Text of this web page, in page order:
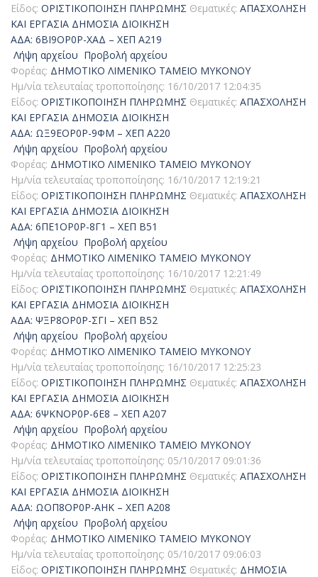
Είδος: ΟΡΙΣΤΙΚΟΠΟΙΗΣΗ ΠΛΗΡΩΜΗΣ Θεματικές: ΑΠΑΣΧΟΛΗΣΗ
ΚΑΙ ΕΡΓΑΣΙΑ ΔΗΜΟΣΙΑ ΔΙΟΙΚΗΣΗ
ΑΔΑ: 6ΒΙ9ΟΡ0Ρ-ΧΑΔ – ΧΕΠ Α219
Λήψη αρχείου Προβολή αρχείου
Φορέας: ΔΗΜΟΤΙΚΟ ΛΙΜΕΝΙΚΟ ΤΑΜΕΙΟ ΜΥΚΟΝΟΥ
Ημ/νία τελευταίας τροποποίησης: 16/10/2017 12:04:35
Είδος: ΟΡΙΣΤΙΚΟΠΟΙΗΣΗ ΠΛΗΡΩΜΗΣ Θεματικές: ΑΠΑΣΧΟΛΗΣΗ
ΚΑΙ ΕΡΓΑΣΙΑ ΔΗΜΟΣΙΑ ΔΙΟΙΚΗΣΗ
ΑΔΑ: ΩΞ9ΕΟΡ0Ρ-9ΦΜ – ΧΕΠ Α220
Λήψη αρχείου Προβολή αρχείου
Φορέας: ΔΗΜΟΤΙΚΟ ΛΙΜΕΝΙΚΟ ΤΑΜΕΙΟ ΜΥΚΟΝΟΥ
Ημ/νία τελευταίας τροποποίησης: 16/10/2017 12:19:21
Είδος: ΟΡΙΣΤΙΚΟΠΟΙΗΣΗ ΠΛΗΡΩΜΗΣ Θεματικές: ΑΠΑΣΧΟΛΗΣΗ
ΚΑΙ ΕΡΓΑΣΙΑ ΔΗΜΟΣΙΑ ΔΙΟΙΚΗΣΗ
ΑΔΑ: 6ΠΕ1ΟΡ0Ρ-8Γ1 – ΧΕΠ Β51
Λήψη αρχείου Προβολή αρχείου
Φορέας: ΔΗΜΟΤΙΚΟ ΛΙΜΕΝΙΚΟ ΤΑΜΕΙΟ ΜΥΚΟΝΟΥ
Ημ/νία τελευταίας τροποποίησης: 16/10/2017 12:21:49
Είδος: ΟΡΙΣΤΙΚΟΠΟΙΗΣΗ ΠΛΗΡΩΜΗΣ Θεματικές: ΑΠΑΣΧΟΛΗΣΗ
ΚΑΙ ΕΡΓΑΣΙΑ ΔΗΜΟΣΙΑ ΔΙΟΙΚΗΣΗ
ΑΔΑ: ΨΞΡ8ΟΡ0Ρ-ΣΓΙ – ΧΕΠ Β52
Λήψη αρχείου Προβολή αρχείου
Φορέας: ΔΗΜΟΤΙΚΟ ΛΙΜΕΝΙΚΟ ΤΑΜΕΙΟ ΜΥΚΟΝΟΥ
Ημ/νία τελευταίας τροποποίησης: 16/10/2017 12:25:23
Είδος: ΟΡΙΣΤΙΚΟΠΟΙΗΣΗ ΠΛΗΡΩΜΗΣ Θεματικές: ΑΠΑΣΧΟΛΗΣΗ
ΚΑΙ ΕΡΓΑΣΙΑ ΔΗΜΟΣΙΑ ΔΙΟΙΚΗΣΗ
ΑΔΑ: 6ΨΚΝΟΡ0Ρ-6Ε8 – ΧΕΠ Α207
Λήψη αρχείου Προβολή αρχείου
Φορέας: ΔΗΜΟΤΙΚΟ ΛΙΜΕΝΙΚΟ ΤΑΜΕΙΟ ΜΥΚΟΝΟΥ
Ημ/νία τελευταίας τροποποίησης: 05/10/2017 09:01:36
Είδος: ΟΡΙΣΤΙΚΟΠΟΙΗΣΗ ΠΛΗΡΩΜΗΣ Θεματικές: ΑΠΑΣΧΟΛΗΣΗ
ΚΑΙ ΕΡΓΑΣΙΑ ΔΗΜΟΣΙΑ ΔΙΟΙΚΗΣΗ
ΑΔΑ: ΩΟΠ8ΟΡ0Ρ-ΑΗΚ – ΧΕΠ Α208
Λήψη αρχείου Προβολή αρχείου
Φορέας: ΔΗΜΟΤΙΚΟ ΛΙΜΕΝΙΚΟ ΤΑΜΕΙΟ ΜΥΚΟΝΟΥ
Ημ/νία τελευταίας τροποποίησης: 05/10/2017 09:06:03
Είδος: ΟΡΙΣΤΙΚΟΠΟΙΗΣΗ ΠΛΗΡΩΜΗΣ Θεματικές: ΔΗΜΟΣΙΑ